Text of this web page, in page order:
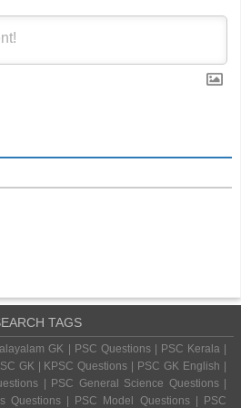
TAGS
GK | PSC Questions | PSC Kerala |
GK | KPSC Questions | PSC GK English |
| PSC General Science Questions |
Questions | PSC Model Questions | PSC